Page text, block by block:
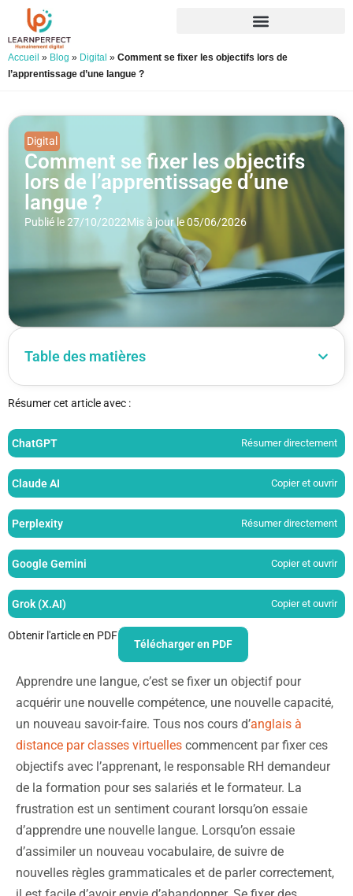
Accueil » Blog » Digital » Comment se fixer les objectifs lors de
l’apprentissage d’une langue ?
Digital
Comment se fixer les objectifs
lors de l’apprentissage d’une
langue ?
Publié le 27/10/2022Mis à jour le 05/06/2026
Table des matières
Résumer cet article avec :
ChatGPT Résumer directement
Claude AI Copier et ouvrir
Perplexity Résumer directement
Google Gemini Copier et ouvrir
Grok (X.AI) Copier et ouvrir
Obtenir l'article en PDF
Télécharger en PDF
Apprendre une langue, c’est se fixer un objectif pour
acquérir une nouvelle compétence, une nouvelle capacité,
un nouveau savoir-faire. Tous nos cours d’anglais à
distance par classes virtuelles commencent par fixer ces
objectifs avec l’apprenant, le responsable RH demandeur
de la formation pour ses salariés et le formateur. La
frustration est un sentiment courant lorsqu’on essaie
d’apprendre une nouvelle langue. Lorsqu’on essaie
d’assimiler un nouveau vocabulaire, de suivre de
nouvelles règles grammaticales et de parler correctement,